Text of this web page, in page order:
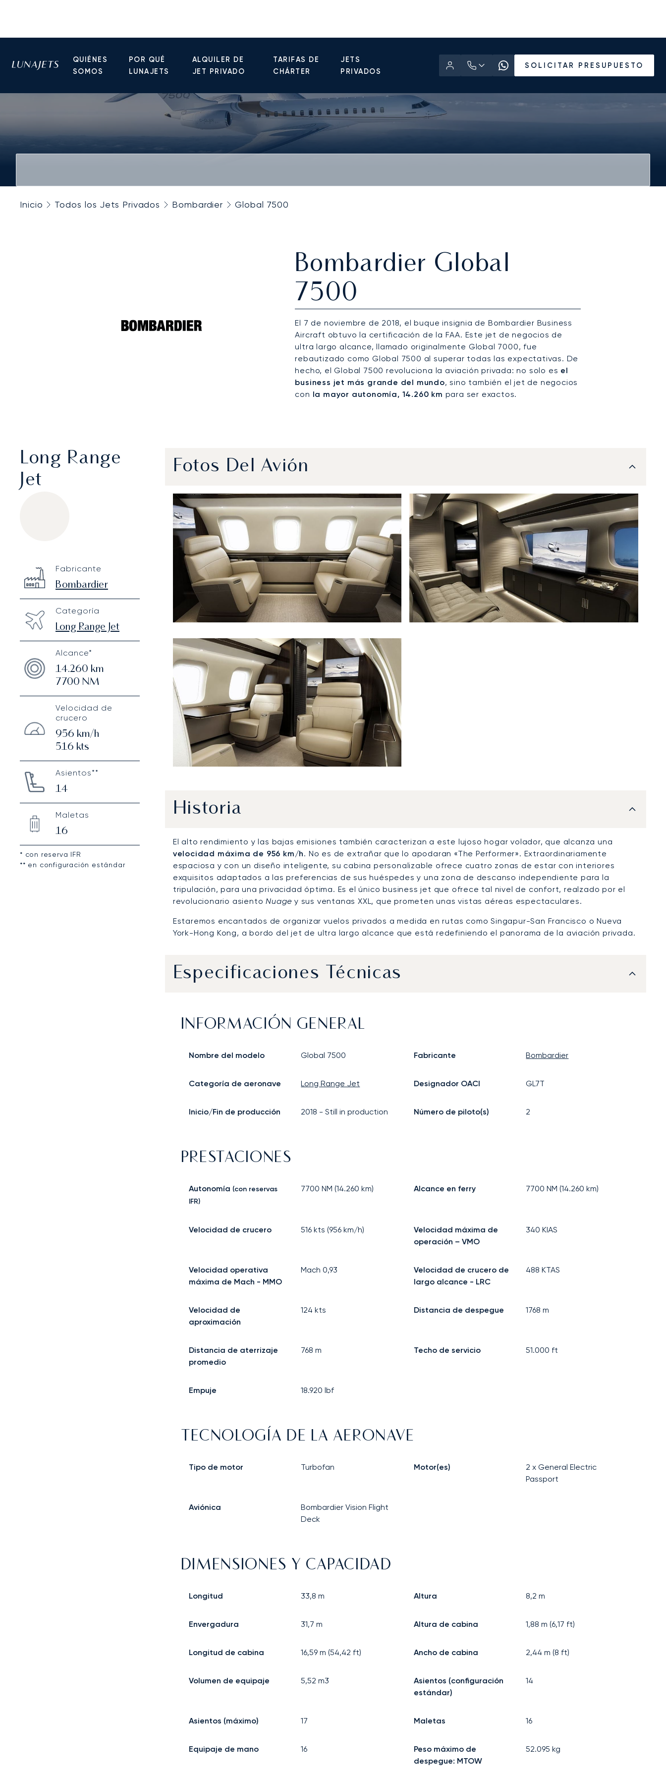
QUIÉNES
SOMOS
POR QUÉ
LUNAJETS
ALQUILER DE
JET PRIVADO
TARIFAS DE
CHÁRTER
JETS
PRIVADOS
SOLICITAR PRESUPUESTO
Inicio Todos los Jets Privados Bombardier Global 7500
Bombardier Global
7500
El 7 de noviembre de 2018, el buque insignia de Bombardier Business
Aircraft obtuvo la certificación de la FAA. Este jet de negocios de
ultra largo alcance, llamado originalmente Global 7000, fue
rebautizado como Global 7500 al superar todas las expectativas. De
hecho, el Global 7500 revoluciona la aviación privada: no solo es el
business jet más grande del mundo, sino también el jet de negocios
con la mayor autonomía, 14.260 km para ser exactos.
Long Range
Jet
Technical specifications
Fabricante
Bombardier
Categoría
Long Range Jet
Alcance*
14.260 km
7700 NM
Velocidad de
crucero
956 km/h
516 kts
Asientos**
14
Maletas
16
* con reserva IFR
** en configuración estándar
Fotos Del Avión
Historia
El alto rendimiento y las bajas emisiones también caracterizan a este lujoso hogar volador, que alcanza una
velocidad máxima de 956 km/h. No es de extrañar que lo apodaran «The Performer». Extraordinariamente
espaciosa y con un diseño inteligente, su cabina personalizable ofrece cuatro zonas de estar con interiores
exquisitos adaptados a las preferencias de sus huéspedes y una zona de descanso independiente para la
tripulación, para una privacidad óptima. Es el único business jet que ofrece tal nivel de confort, realzado por el
revolucionario asientoNuage y sus ventanas XXL, que prometen unas vistas aéreas espectaculares.
Estaremos encantados de organizar vuelos privados a medida en rutas como Singapur-San Francisco o Nueva
York-Hong Kong, a bordo del jet de ultra largo alcance que está redefiniendo el panorama de la aviación privada.
Especificaciones Técnicas
INFORMACIÓN GENERAL
Nombre del modelo Global 7500 Fabricante Bombardier
Categoría de aeronave Long Range Jet Designador OACI GL7T
Inicio/Fin de producción 2018 -Still in production Número de piloto(s) 2
PRESTACIONES
Autonomía (con reservas
IFR)
7700 NM (14.260 km) Alcance en ferry 7700 NM (14.260 km)
Velocidad de crucero 516 kts (956 km/h)
Velocidad máxima de
operación – VMO
340 KIAS
Velocidad operativa
máxima de Mach - MMO
Mach0,93
Velocidad de crucero de
largo alcance - LRC
488 KTAS
Velocidad de
aproximación
124 kts Distancia de despegue 1768 m
Distancia de aterrizaje
promedio
768 m Techo de servicio 51.000 ft
Empuje 18.920 lbf
TECNOLOGÍA DE LA AERONAVE
Tipo de motor Turbofan Motor(es)
2 x General Electric
Passport
Aviónica
Bombardier Vision Flight
Deck
DIMENSIONES Y CAPACIDAD
Longitud 33,8 m Altura 8,2 m
Envergadura 31,7 m Altura de cabina 1,88 m (6,17 ft)
Longitud de cabina 16,59 m (54,42 ft) Ancho de cabina 2,44 m (8 ft)
Volumen de equipaje 5,52 m3
Asientos (configuración
estándar)
14
Asientos (máximo) 17 Maletas 16
Equipaje de mano 16
Peso máximo de
despegue: MTOW
52.095 kg